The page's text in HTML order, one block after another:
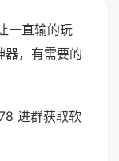
一直输的玩
器，有需要的
进群获取软